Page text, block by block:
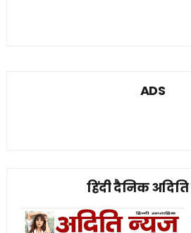
ADS
हिंदी दैनिक